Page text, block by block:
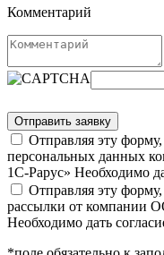
Комментарий
Отправляя эту
персональных данных
1С-Рарус» Необходимо
Отправляя эту
рассылки от компании
Необходимо дать